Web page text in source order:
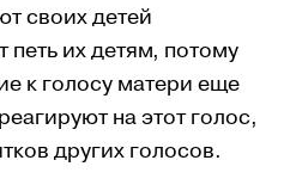
своих детей
их детям, потому
к голосу матери еще
на этот голос,
других голосов.